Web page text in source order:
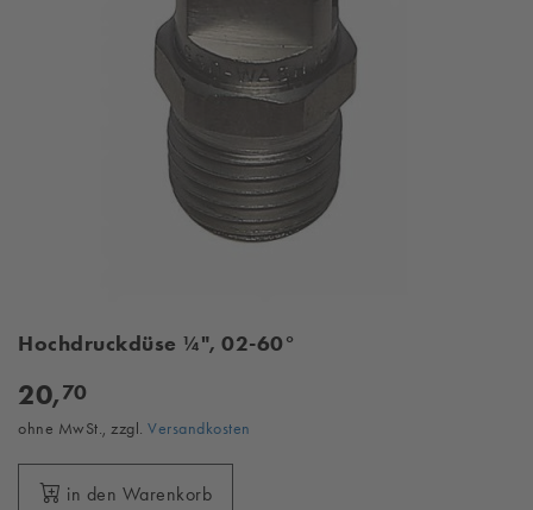
Hochdruckdüse ¼", 02-60°
20,70
ohne MwSt., zzgl. Versandkosten
in den Warenkorb